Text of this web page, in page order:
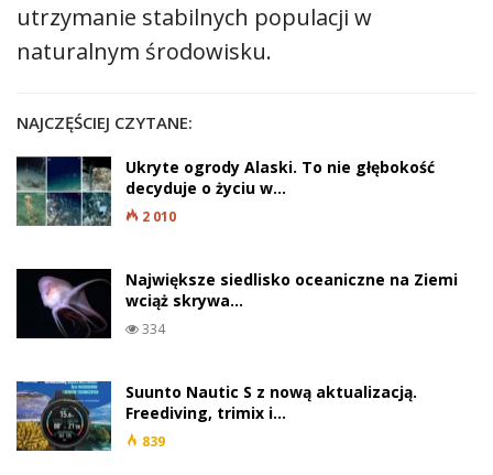
utrzymanie stabilnych populacji w
naturalnym środowisku.
NAJCZĘŚCIEJ CZYTANE:
Ukryte ogrody Alaski. To nie głębokość
decyduje o życiu w…
2 010
Największe siedlisko oceaniczne na Ziemi
wciąż skrywa…
334
Suunto Nautic S z nową aktualizacją.
Freediving, trimix i…
839